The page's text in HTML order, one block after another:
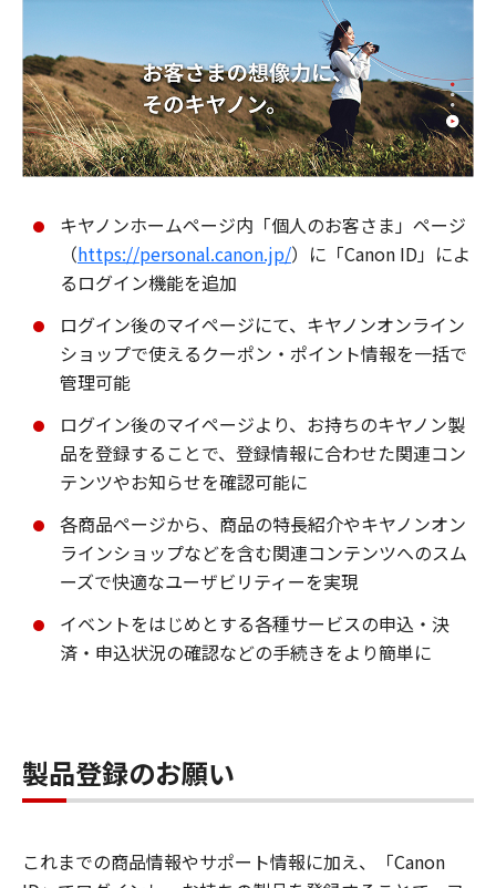
キヤノンホームページ内「個人のお客さま」ページ
（https://personal.canon.jp/）に「Canon ID」によ
るログイン機能を追加
ログイン後のマイページにて、キヤノンオンライン
ショップで使えるクーポン・ポイント情報を一括で
管理可能
ログイン後のマイページより、お持ちのキヤノン製
品を登録することで、登録情報に合わせた関連コン
テンツやお知らせを確認可能に
各商品ページから、商品の特長紹介やキヤノンオン
ラインショップなどを含む関連コンテンツへのスム
ーズで快適なユーザビリティーを実現
イベントをはじめとする各種サービスの申込・決
済・申込状況の確認などの手続きをより簡単に
製品登録のお願い
これまでの商品情報やサポート情報に加え、「Canon